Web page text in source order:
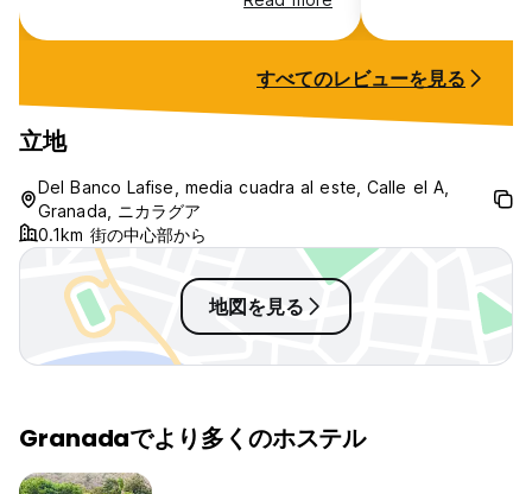
すべてのレビューを見る
立地
Del Banco Lafise, media cuadra al este, Calle el A,
Granada, ニカラグア
0.1km 街の中心部から
地図を見る
Granadaでより多くのホステル